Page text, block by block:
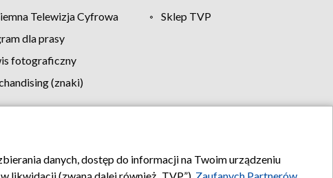
Telewizja Cyfrowa
Sklep TVP
dla prasy
fotograficzny
(znaki)
reklamy Kontakt
danych, dostęp do informacji na Twoim urządzeniu